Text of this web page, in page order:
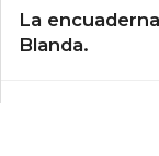
La
Blanda.